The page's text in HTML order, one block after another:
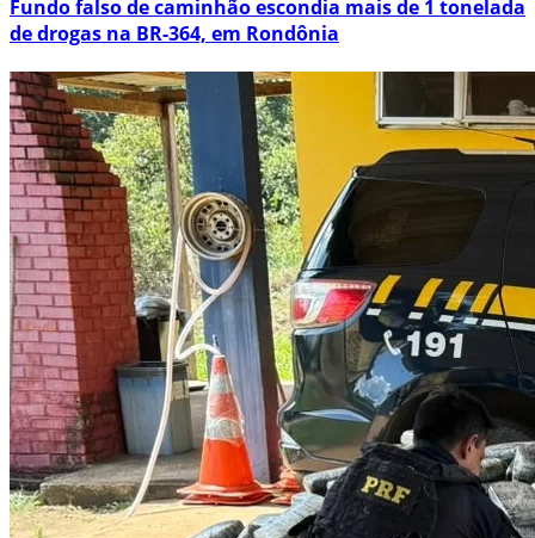
Fundo falso de caminhão escondia mais de 1 tonelada
de drogas na BR-364, em Rondônia